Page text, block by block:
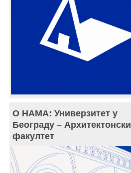
О НАМА: Универзитет у
Београду – Архитектонски
факултет